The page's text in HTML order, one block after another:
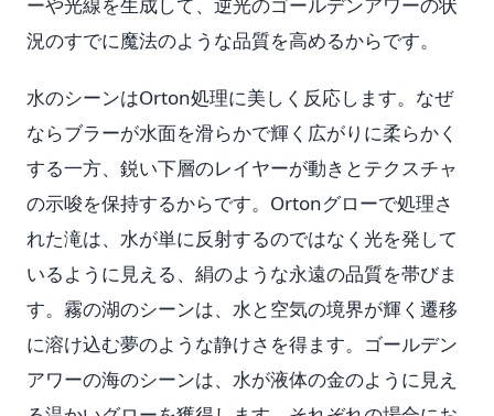
況のすでに魔法のような品質を高めるからです。
水のシーンはOrton処理に美しく反応します。なぜ
ならブラーが水面を滑らかで輝く広がりに柔らかく
する一方、鋭い下層のレイヤーが動きとテクスチャ
の示唆を保持するからです。Ortonグローで処理さ
れた滝は、水が単に反射するのではなく光を発して
いるように見える、絹のような永遠の品質を帯びま
す。霧の湖のシーンは、水と空気の境界が輝く遷移
に溶け込む夢のような静けさを得ます。ゴールデン
アワーの海のシーンは、水が液体の金のように見え